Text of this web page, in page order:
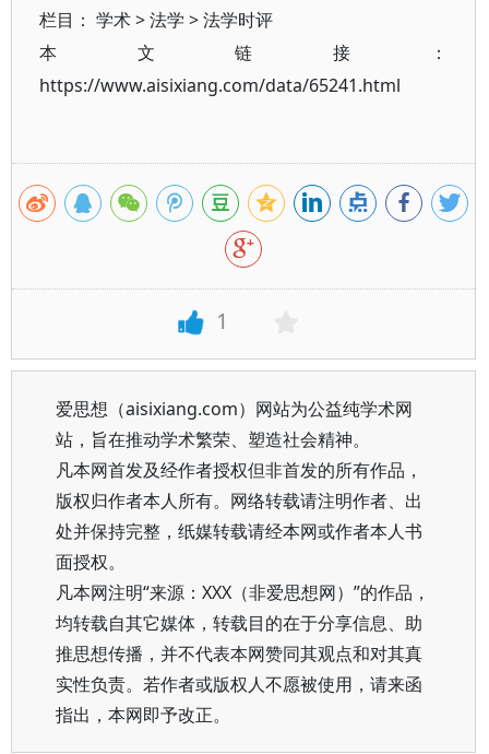
栏目： 学术>法学 >法学时评
本文链接：
https://www.aisixiang.com/data/65241.html
1
爱思想（aisixiang.com）网站为公益纯学术网
站，旨在推动学术繁荣、塑造社会精神。
凡本网首发及经作者授权但非首发的所有作品，
版权归作者本人所有。网络转载请注明作者、出
处并保持完整，纸媒转载请经本网或作者本人书
面授权。
凡本网注明“来源：XXX（非爱思想网）”的作品，
均转载自其它媒体，转载目的在于分享信息、助
推思想传播，并不代表本网赞同其观点和对其真
实性负责。若作者或版权人不愿被使用，请来函
指出，本网即予改正。